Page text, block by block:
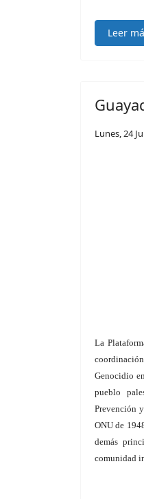
Leer
Lunes, 24
La
Genocidio
pueblo
Prevención
ONU de
demás
comunidad